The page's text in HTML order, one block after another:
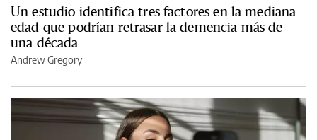
Un estudio identifica tres factores en la mediana
edad que podrían retrasar la demencia más de
una década
Andrew Gregory